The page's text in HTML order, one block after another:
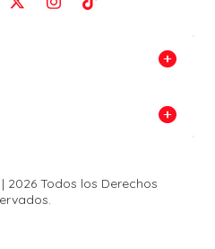
2026 Todos los Derechos